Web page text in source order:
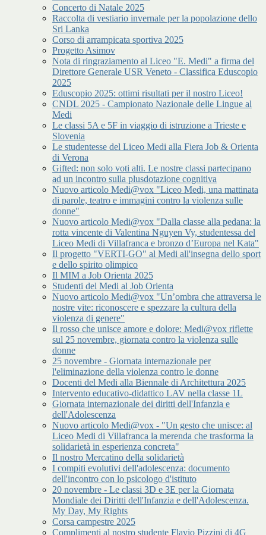
Concerto di Natale 2025
Raccolta di vestiario invernale per la popolazione dello
Sri Lanka
Corso di arrampicata sportiva 2025
Progetto Asimov
Nota di ringraziamento al Liceo "E. Medi" a firma del
Direttore Generale USR Veneto - Classifica Eduscopio
2025
Eduscopio 2025: ottimi risultati per il nostro Liceo!
CNDL 2025 - Campionato Nazionale delle Lingue al
Medi
Le classi 5A e 5F in viaggio di istruzione a Trieste e
Slovenia
Le studentesse del Liceo Medi alla Fiera Job & Orienta
di Verona
Gifted: non solo voti alti. Le nostre classi partecipano
ad un incontro sulla plusdotazione cognitiva
Nuovo articolo Medi@vox "Liceo Medi, una mattinata
di parole, teatro e immagini contro la violenza sulle
donne"
Nuovo articolo Medi@vox "Dalla classe alla pedana: la
rotta vincente di Valentina Nguyen Vy, studentessa del
Liceo Medi di Villafranca e bronzo d’Europa nel Kata"
Il progetto "VERTI-GO" al Medi all'insegna dello sport
e dello spirito olimpico
Il MIM a Job Orienta 2025
Studenti del Medi al Job Orienta
Nuovo articolo Medi@vox "Un’ombra che attraversa le
nostre vite: riconoscere e spezzare la cultura della
violenza di genere"
Il rosso che unisce amore e dolore: Medi@vox riflette
sul 25 novembre, giornata contro la violenza sulle
donne
25 novembre - Giornata internazionale per
l'eliminazione della violenza contro le donne
Docenti del Medi alla Biennale di Architettura 2025
Intervento educativo-didattico LAV nella classe 1L
Giornata internazionale dei diritti dell'Infanzia e
dell'Adolescenza
Nuovo articolo Medi@vox - "Un gesto che unisce: al
Liceo Medi di Villafranca la merenda che trasforma la
solidarietà in esperienza concreta"
Il nostro Mercatino della solidarietà
I compiti evolutivi dell'adolescenza: documento
dell'incontro con lo psicologo d'istituto
20 novembre - Le classi 3D e 3E per la Giornata
Mondiale dei Diritti dell'Infanzia e dell'Adolescenza.
My Day, My Rights
Corsa campestre 2025
Complimenti al nostro studente Flavio Pizzini di 4G